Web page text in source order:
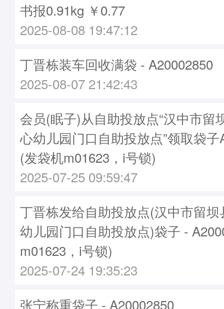
书报0.91kg ￥0.77
2025-08-08 19:47:12
丁晋栋装车回收满袋 - A20002850
2025-08-07 21:42:43
会员(眠子)从自助投放点“汉中市留
心幼儿园门口自助投放点”领取袋子
(发袋机m01623，i号锁)
2025-07-25 09:59:47
丁晋栋发给自助投放点(汉中市留
幼儿园门口自助投放点)袋子 -
m01623，i号锁)
2025-07-24 19:35:23
张宁称重袋子 - A20002850